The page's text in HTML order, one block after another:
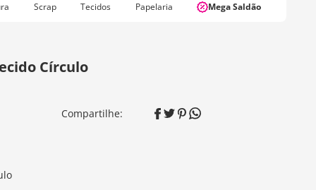
Scrap Tecidos Papelaria Mega Saldão
Círculo